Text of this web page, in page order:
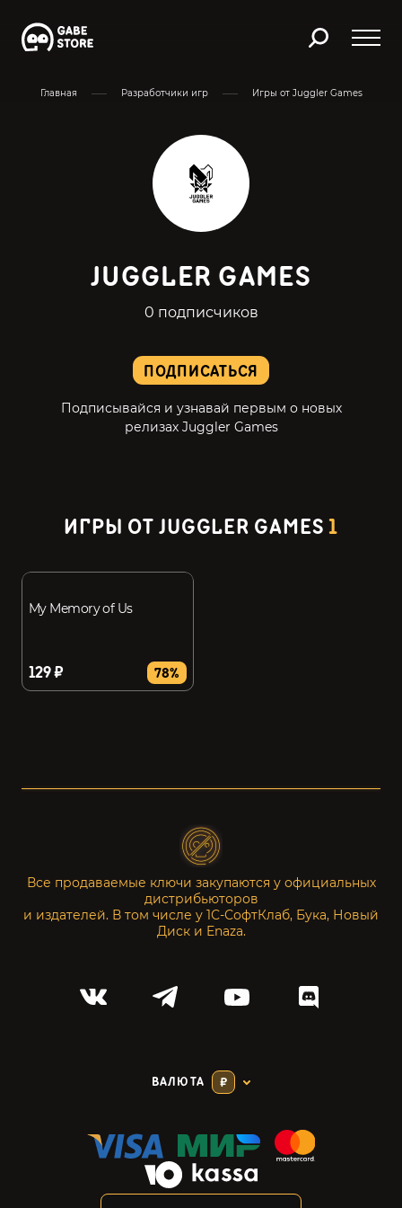
Главная Разработчики игр Игры от Juggler Games
ПОДПИСАТЬСЯ
Подписывайся и узнавай первым о новых
релизах Juggler Games
JUGGLER GAMES
0 подписчиков
ИГРЫ ОТ JUGGLER GAMES1
My Memory of Us
129 ₽ 78%
Все продаваемые ключи закупаются у официальных
дистрибьюторов
и издателей. В том числе у 1С-СофтКлаб, Бука, Новый
Диск и Enaza.
ВАЛЮТА ₽